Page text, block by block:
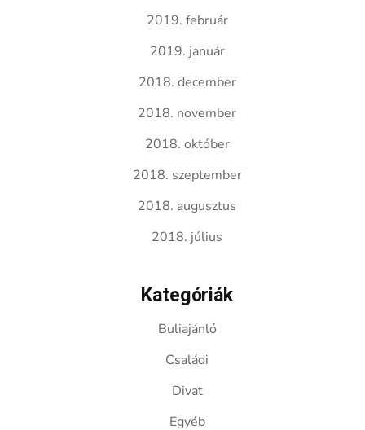
2019. február
2019. január
2018. december
2018. november
2018. október
2018. szeptember
2018. augusztus
2018. július
Kategóriák
Buliajánló
Családi
Divat
Egyéb